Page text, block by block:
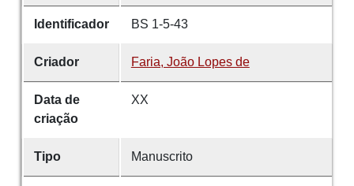
Identificador BS 1-5-43
Criador Faria, João Lopes de
Data de
criação
XX
Tipo Manuscrito